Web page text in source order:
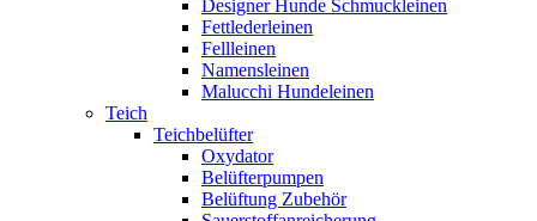
Designer Hunde Schmuckleinen
Fettlederleinen
Fellleinen
Namensleinen
Malucchi Hundeleinen
Teich
Teichbelüfter
Oxydator
Belüfterpumpen
Belüftung Zubehör